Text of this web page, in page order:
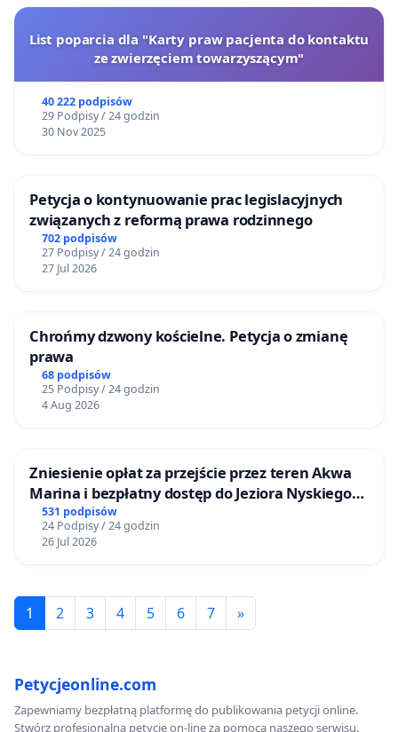
List poparcia dla "Karty praw pacjenta do kontaktu
ze zwierzęciem towarzyszącym"
40 222 podpisów
29 Podpisy / 24 godzin
30 Nov 2025
Petycja o kontynuowanie prac legislacyjnych
związanych z reformą prawa rodzinnego
702 podpisów
27 Podpisy / 24 godzin
27 Jul 2026
Chrońmy dzwony kościelne. Petycja o zmianę
prawa
68 podpisów
25 Podpisy / 24 godzin
4 Aug 2026
Zniesienie opłat za przejście przez teren Akwa
Marina i bezpłatny dostęp do Jeziora Nyskiego
dla mieszkańców Gminy Nysa
531 podpisów
24 Podpisy / 24 godzin
26 Jul 2026
1 2 3 4 5 6 7 »
Petycjeonline.com
Zapewniamy bezpłatną platformę do publikowania petycji online.
Stwórz profesjonalną petycję on-line za pomocą naszego serwisu.